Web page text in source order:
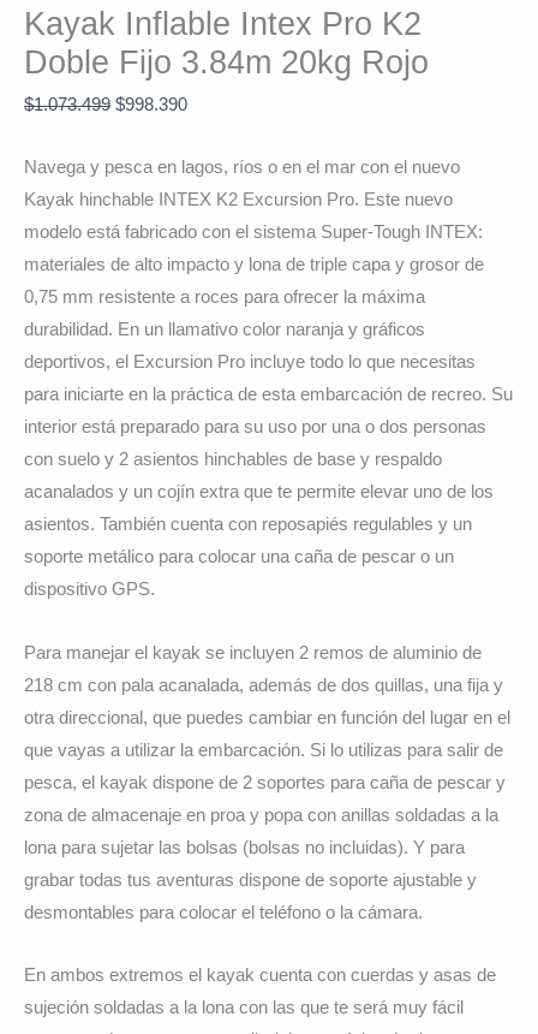
Kayak Inflable Intex Pro K2
Doble Fijo 3.84m 20kg Rojo
$1.073.499 $998.390
Navega y pesca en lagos, ríos o en el mar con el nuevo
Kayak hinchable INTEX K2 Excursion Pro. Este nuevo
modelo está fabricado con el sistema Super-Tough INTEX:
materiales de alto impacto y lona de triple capa y grosor de
0,75 mm resistente a roces para ofrecer la máxima
durabilidad. En un llamativo color naranja y gráficos
deportivos, el Excursion Pro incluye todo lo que necesitas
para iniciarte en la práctica de esta embarcación de recreo. Su
interior está preparado para su uso por una o dos personas
con suelo y 2 asientos hinchables de base y respaldo
acanalados y un cojín extra que te permite elevar uno de los
asientos. También cuenta con reposapiés regulables y un
soporte metálico para colocar una caña de pescar o un
dispositivo GPS.
Para manejar el kayak se incluyen 2 remos de aluminio de
218 cm con pala acanalada, además de dos quillas, una fija y
otra direccional, que puedes cambiar en función del lugar en el
que vayas a utilizar la embarcación. Si lo utilizas para salir de
pesca, el kayak dispone de 2 soportes para caña de pescar y
zona de almacenaje en proa y popa con anillas soldadas a la
lona para sujetar las bolsas (bolsas no incluidas). Y para
grabar todas tus aventuras dispone de soporte ajustable y
desmontables para colocar el teléfono o la cámara.
En ambos extremos el kayak cuenta con cuerdas y asas de
sujeción soldadas a la lona con las que te será muy fácil